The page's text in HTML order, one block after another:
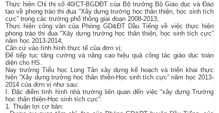
Thực hiện Chỉ thị số 40/CT-BGDĐT của Bộ trưởng Bộ Giáo dục và Đào
tạo về phong trào thi đua “Xây dựng trường học thân thiện, học sinh tích
cực” trong các trường phổ thông giai đoạn 2008-2013;
Thực hiện công văn của Phòng GD&ĐT Dầu Tiếng về việc thực hiện
phong trào thi đua “Xây dựng trường học thân thiện, học sinh tích cực”
năm học 2013-2014;
Căn cứ vào tình hình thực tế của đơn vị;
Để tiếp tục tăng cường và nâng cao hiệu quả công tác giáo dục toàn
diện cho HS.
Nay trường Tiểu học Long Tân xây dựng kế hoạch và triển khai thực
hiện “Xây dựng trường học thân thiện-Học sinh tích cực” năm học 2013-
2014 của đơn vị như sau:
I. Đặc điểm tình hình nhà trường liên quan đến việc “xây dựng Trường
học thân thiện-Học sinh tích cực”:
1. Thuận lợi cơ bản: